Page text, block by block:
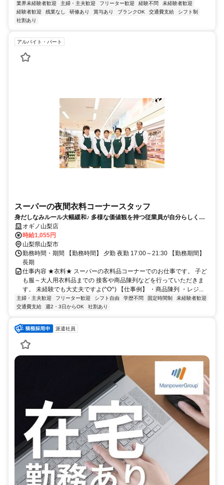
業界未経験者歓迎 主婦・主夫歓迎 フリーター歓迎 経験不問
未経験者歓迎
経験者歓迎
残業なし 研修あり 賞与あり ブランクOK 交通費支給
シフト制
社割あり
アルバイト・パート
スーパーの夜間衣料コーナースタッフ
身だしなみルール大幅緩和♪ 多様な価値観を持つ従業員が自分らしく活
躍できる職場を目指しています
オギノ山梨店
時給1,055円
山梨県山梨市
勤務時間・期間 【勤務時間】 夕勤 夜勤 17:00～21:30 【勤務期間】
長期
仕事内容 ★衣料★ スーパーの衣料品コーナーでのお仕事です。 子ど
も服～大人用衣料品までの 接客や商品陳列などを行っていただきま
す。 未経験でも大丈夫ですよ(^O^) 【仕事例】 ・商品陳列 ・レジ...
主婦・主夫歓迎 フリーター歓迎 シフト自由 学歴不問 固定時間制
未経験者歓迎
交通費支給
週2・3日からOK 社割あり
派遣社員